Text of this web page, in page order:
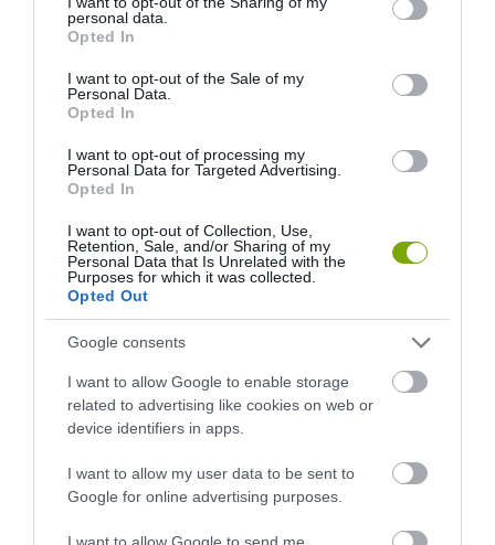
grant or deny consent to Google and its third-party tags to
use your data for below specified purposes in below Google
consent section.
personal data.
Opted In
I want to opt-out of the Sale of my
Personal Data.
Opted In
I want to opt-out of processing my
Personal Data for Targeted Advertising.
Opted In
I want to opt-out of Collection, Use,
Retention, Sale, and/or Sharing of my
Personal Data that Is Unrelated with the
Purposes for which it was collected.
Opted Out
Google consents
I want to allow Google to enable storage
related to advertising like cookies on web or
device identifiers in apps.
I want to allow my user data to be sent to
Google for online advertising purposes.
I want to allow Google to send me
ELŐZŐ CIKK